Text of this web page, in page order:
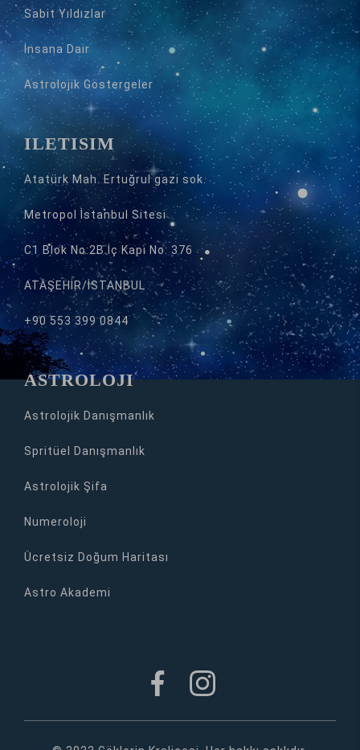
Sabit Yıldızlar
İnsana Dair
Astrolojik Göstergeler
İLETİŞİM
Atatürk Mah. Ertuğrul gazi sok.
Metropol İstanbul Sitesi
C1 Blok No:2B İç Kapı No: 376
ATAŞEHİR/İSTANBUL
+90 553 399 0844
ASTROLOJİ
Astrolojik Danışmanlık
Spritüel Danışmanlık
Astrolojik Şifa
Numeroloji
Ücretsiz Doğum Haritası
Astro Akademi